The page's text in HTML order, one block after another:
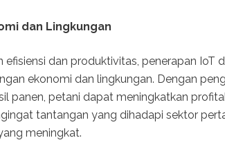
dan Lingkungan
efisiensi dan produktivitas, penerapan IoT
ekonomi dan lingkungan. Dengan
panen, petani dapat meningkatkan
tantangan yang dihadapi sektor
meningkat.